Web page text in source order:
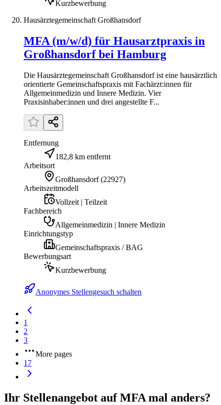
Kurzbewerbung
Hausärztegemeinschaft Großhansdorf
MFA (m/w/d) für Hausarztpraxis in
Großhansdorf bei Hamburg
Die Hausärztegemeinschaft Großhansdorf ist eine hausärztlich
orientierte Gemeinschaftspraxis mit Fachärzt:innen für
Allgemeinmedizin und Innere Medizin. Vier
Praxisinhaber:innen und drei angestellte F...
Entfernung
182,8 km entfernt
Arbeitsort
Großhansdorf (22927)
Arbeitszeitmodell
Vollzeit | Teilzeit
Fachbereich
Allgemeinmedizin | Innere Medizin
Einrichtungstyp
Gemeinschaftspraxis / BAG
Bewerbungsart
Kurzbewerbung
Anonymes Stellengesuch schalten
1
2
3
More pages
17
Ihr Stellenangebot auf MFA mal anders?